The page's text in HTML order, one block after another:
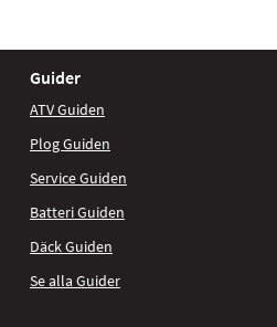
Guider
ATV Guiden
Plog Guiden
Service Guiden
Batteri Guiden
Däck Guiden
Se alla Guider